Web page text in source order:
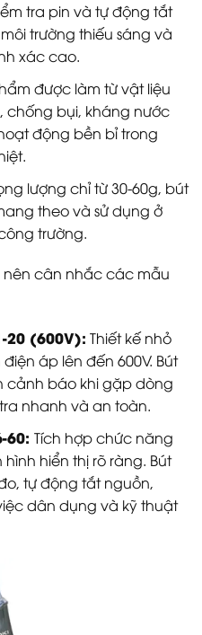
tra pin và tự động tắt
trường thiếu sáng và
xác cao.
được làm từ vật liệu
bụi, kháng nước
động bền bỉ trong
lượng chỉ từ 30-60g, bút
theo và sử dụng ở
trường.
nên cân nhắc các mẫu
20 (600V): Thiết kế nhỏ
áp lên đến 600V. Bút
cảnh báo khi gặp dòng
nhanh và an toàn.
60: Tích hợp chức năng
hiển thị rõ ràng. Bút
tự động tắt nguồn,
dân dụng và kỹ thuật